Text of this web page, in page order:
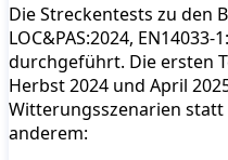
Die Streckentests zu den
LOC&PAS:2024, EN14033-
durchgeführt. Die ersten
Herbst 2024 und April
Witterungsszenarien
anderem: